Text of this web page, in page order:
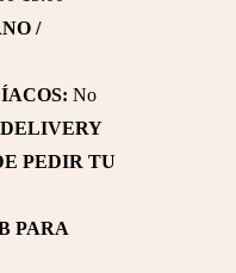
/
No
PEDIR TU
PARA